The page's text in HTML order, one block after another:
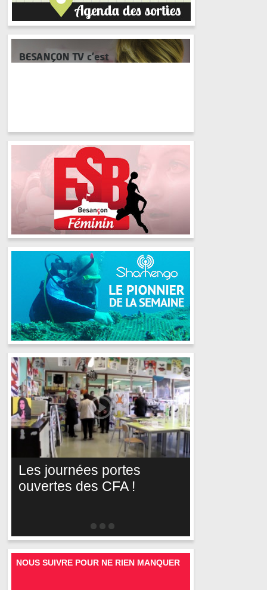
Les journées portes
ouvertes des CFA !
NOUS SUIVRE POUR NE RIEN MANQUER